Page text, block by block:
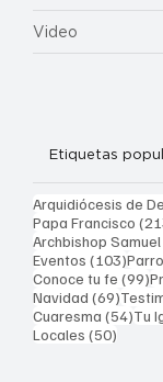
Video
Etiquetas
Arquidiócesis de
Papa Francisco
Archbishop Samuel
Eventos (103)103
Conoce tu fe (99)
Navidad (69)69
Cuaresma (54)54
Tu
Locales (50)